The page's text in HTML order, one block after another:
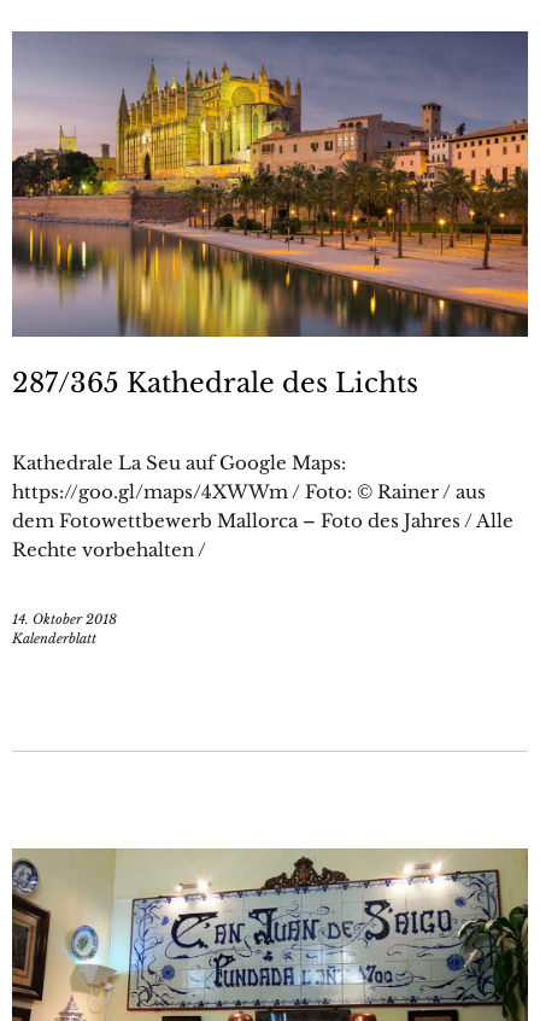
287/365 Kathedrale des Lichts
Kathedrale La Seu auf Google Maps:
https://goo.gl/maps/4XWWm / Foto: © Rainer / aus
dem Fotowettbewerb Mallorca – Foto des Jahres / Alle
Rechte vorbehalten /
14. Oktober 2018
Kalenderblatt